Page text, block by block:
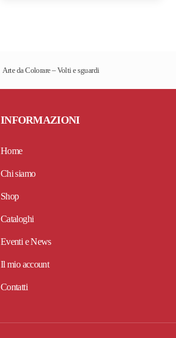
Arte da Colorare – Volti e sguardi
INFORMAZIONI
Home
Chi siamo
Shop
Cataloghi
Eventi e News
Il mio account
Contatti